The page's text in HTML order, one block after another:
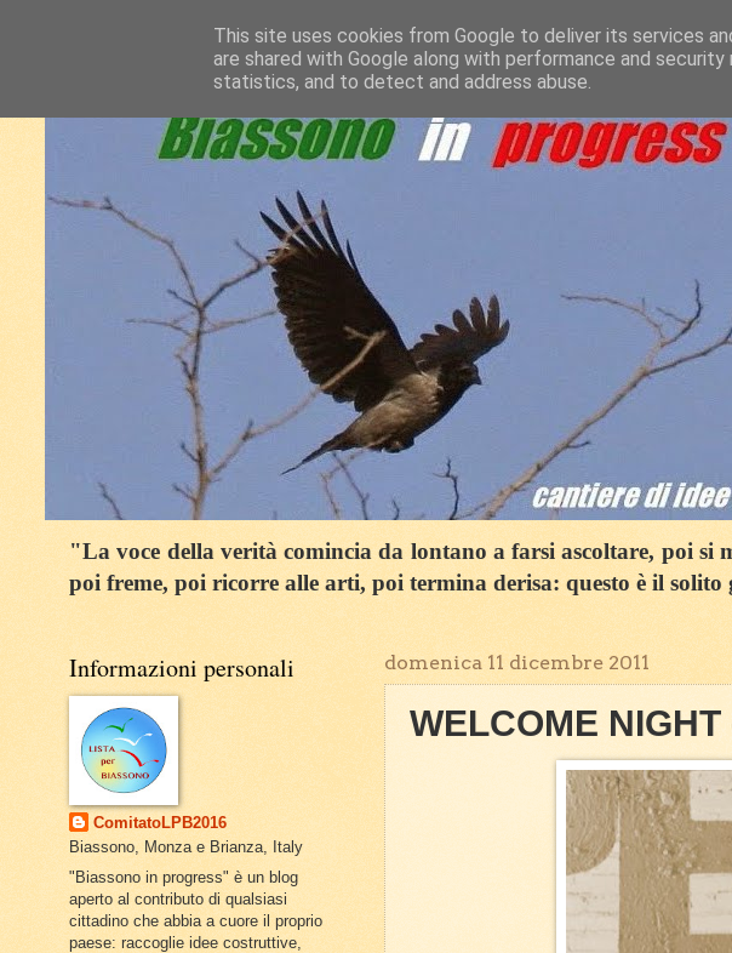
"La voce della verità comincia da lontano a farsi ascoltare, poi
poi freme, poi ricorre alle arti, poi termina derisa: questo è il
domenica 11 dicembre 2011
WELCOME NIGHT
Informazioni personali
ComitatoLPB2016
Biassono, Monza e Brianza, Italy
"Biassono in progress" è un blog
aperto al contributo di qualsiasi
cittadino che abbia a cuore il proprio
paese: raccoglie idee costruttive,
This site uses cookies from Google to deliver its services
are shared with Google along with performance and
statistics, and to detect and address abuse.